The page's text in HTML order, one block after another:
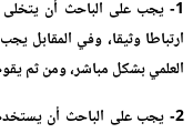
1- يجب على الباحث أن يتخلى
ارتباطا وثيقا، وفي المقابل
العلمي بشكل مباشر، ومن ثم
2- يجب على الباحث أن